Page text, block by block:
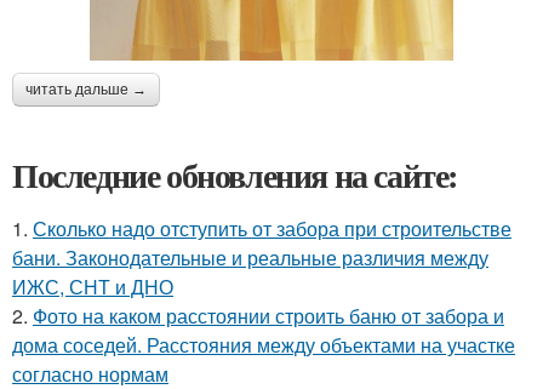
читать дальше →
Последние обновления на сайте:
1. Сколько надо отступить от забора при строительстве
бани. Законодательные и реальные различия между
ИЖС, СНТ и ДНО
2. Фото на каком расстоянии строить баню от забора и
дома соседей. Расстояния между объектами на участке
согласно нормам